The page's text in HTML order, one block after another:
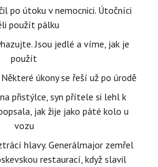
po útoku v nemocnici. Útočníci
použít pálku
Jsou jedlé a víme, jak je
použít
úkony se řeší už po úrodě
přistýlce, syn přítele si lehl k
jak žije jako páté kolo u
vozu
hlavy. Generálmajor zemřel
restaurací, když slavil